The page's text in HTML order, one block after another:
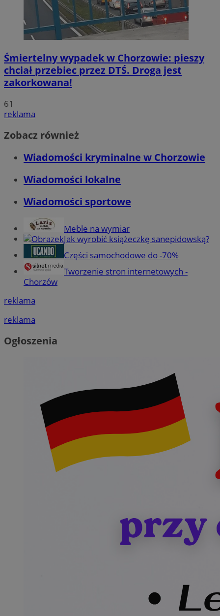
Śmiertelny wypadek w Chorzowie: pieszy
chciał przebiec przez DTŚ. Droga jest
zakorkowana!
61
reklama
Zobacz również
Wiadomości kryminalne w Chorzowie
Wiadomości lokalne
Wiadomości sportowe
Meble na wymiar
Jak wyrobić książeczkę sanepidowską?
Części samochodowe do -70%
Tworzenie stron internetowych -
Chorzów
reklama
reklama
Ogłoszenia